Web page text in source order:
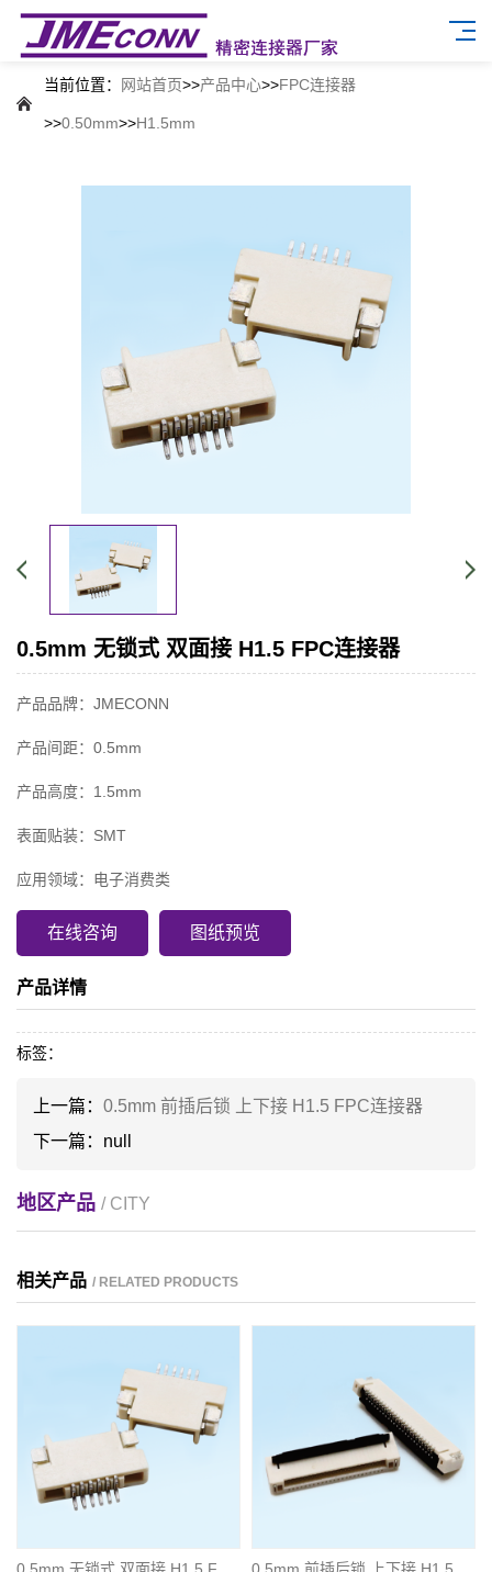
当前位置： 网站首页>>产品中心>>FPC连接器
>>0.50mm>>H1.5mm
0.5mm 无锁式 双面接 H1.5 FPC连接器
产品品牌：JMECONN
产品间距：0.5mm
产品高度：1.5mm
表面贴装：SMT
应用领域：电子消费类
在线咨询 图纸预览
产品详情
标签：
上一篇： 0.5mm 前插后锁 上下接 H1.5 FPC连接器
下一篇： null
地区产品 / CITY
相关产品 / RELATED PRODUCTS